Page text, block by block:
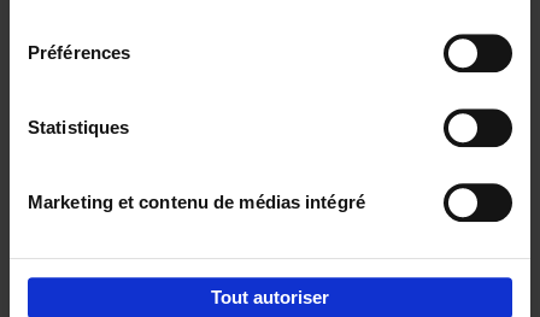
Préférences
Statistiques
Marketing et contenu de médias intégré
Tout autoriser
Digital marketing like a PRO -
completely revised edition (EN)